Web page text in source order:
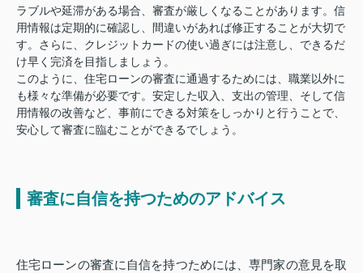
ラブルや延滞がある場合、審査が厳しくなることがあります。信
用情報は定期的に確認し、間違いがあれば修正することが大切で
す。さらに、クレジットカードの使い過ぎには注意し、できるだ
け早く完済を目指しましょう。
このように、住宅ローンの審査に通過するためには、職業以外に
も様々な準備が必要です。安定した収入、支出の管理、そして信
用情報の改善など、事前にできる対策をしっかりと行うことで、
安心して審査に臨むことができるでしょう。
審査に自信を持つためのアドバイス
住宅ローンの審査に自信を持つためには、専門家の意見を取